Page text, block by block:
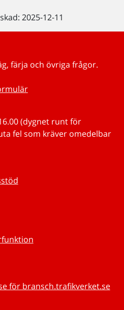
2025-12-11
färja och övriga frågor.
(dygnet runt för
fel som kräver omedelbar
för bransch.trafikverket.se